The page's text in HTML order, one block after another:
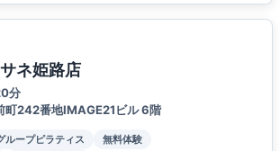
ネ姫路店
分
町242番地IMAGE21ビル 6階
ループピラティス
無料体験